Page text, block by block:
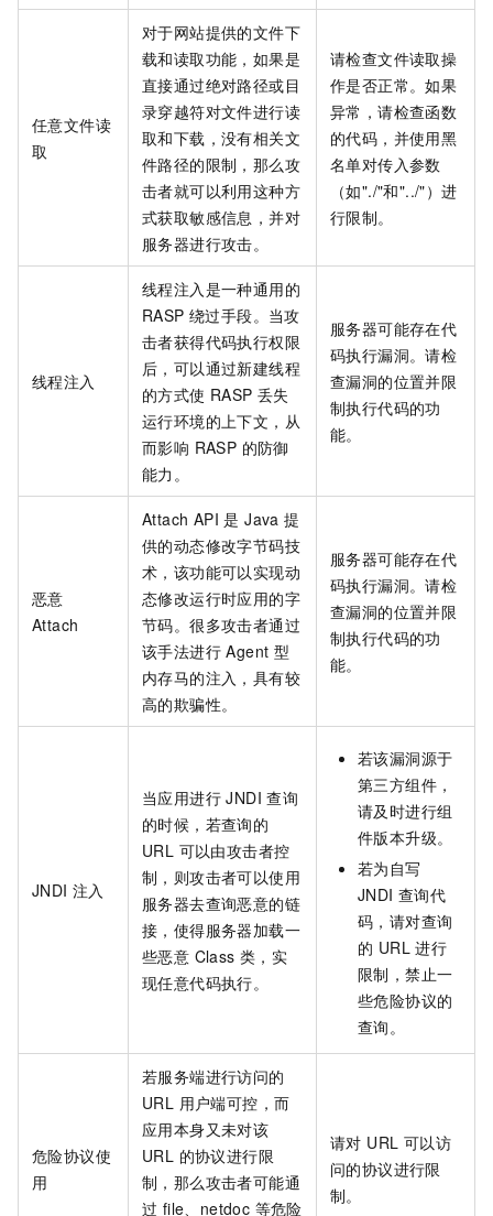
任意文件读
取
对于网站提供的文件下
载和读取功能，如果是
直接通过绝对路径或目
录穿越符对文件进行读
取和下载，没有相关文
件路径的限制，那么攻
击者就可以利用这种方
式获取敏感信息，并对
服务器进行攻击。
请检查文件读取操
作是否正常。如果
异常，请检查函数
的代码，并使用黑
名单对传入参数
（如"./"和"../"）进
行限制。
线程注入
线程注入是一种通用的
RASP 绕过手段。当攻
击者获得代码执行权限
后，可以通过新建线程
的方式使 RASP 丢失
运行环境的上下文，从
而影响 RASP 的防御
能力。
服务器可能存在代
码执行漏洞。请检
查漏洞的位置并限
制执行代码的功
能。
恶意
Attach
Attach API 是 Java 提
供的动态修改字节码技
术，该功能可以实现动
态修改运行时应用的字
节码。很多攻击者通过
该手法进行 Agent 型
内存马的注入，具有较
高的欺骗性。
服务器可能存在代
码执行漏洞。请检
查漏洞的位置并限
制执行代码的功
能。
JNDI 注入
当应用进行 JNDI 查询
的时候，若查询的
URL 可以由攻击者控
制，则攻击者可以使用
服务器去查询恶意的链
接，使得服务器加载一
些恶意 Class 类，实
现任意代码执行。
若该漏洞源于
第三方组件，
请及时进行组
件版本升级。
若为自写
JNDI 查询代
码，请对查询
的 URL 进行
限制，禁止一
些危险协议的
查询。
危险协议使
用
若服务端进行访问的
URL 用户端可控，而
应用本身又未对该
URL 的协议进行限
制，那么攻击者可能通
过 file、netdoc 等危险
请对 URL 可以访
问的协议进行限
制。